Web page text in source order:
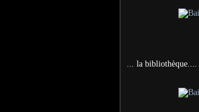
... la bibliothèque....